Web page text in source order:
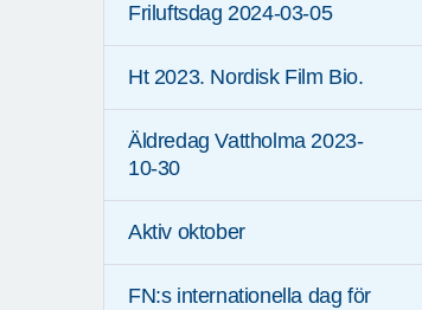
Friluftsdag 2024-03-05
Ht 2023. Nordisk Film Bio.
Äldredag Vattholma 2023-
10-30
Aktiv oktober
FN:s internationella dag för